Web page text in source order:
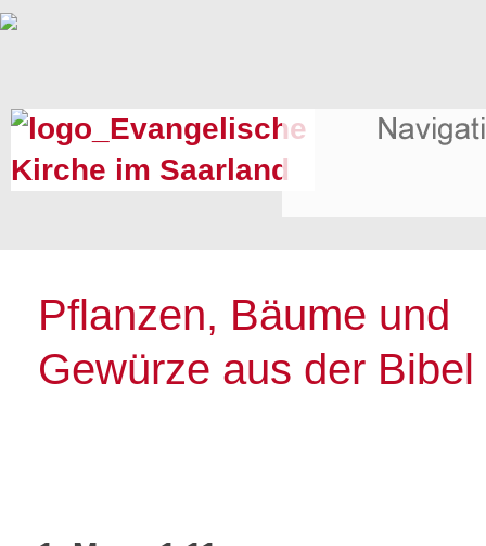
Pflanzen, Bäume und
Gewürze aus der Bibel